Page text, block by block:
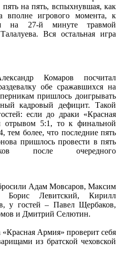
на пять, вспыхнувшая, как
вполне игрового момента, к
на 27-й минуте травмой
Вся остальная игра
Комаров посчитал
обе сражавшихся на
пришлось доигрывать
кадровый дефицит. Такой
если до драки «Красная
5:1, то к финальной
тем более, что последние пять
пришлось провести в пять
после очередного
Адам Мовсаров, Максим
Левитский, Кирилл
у гостей – Павел Щербаков,
и Дмитрий Селютин.
«Красная Армия» проверит себя
из братской чеховской